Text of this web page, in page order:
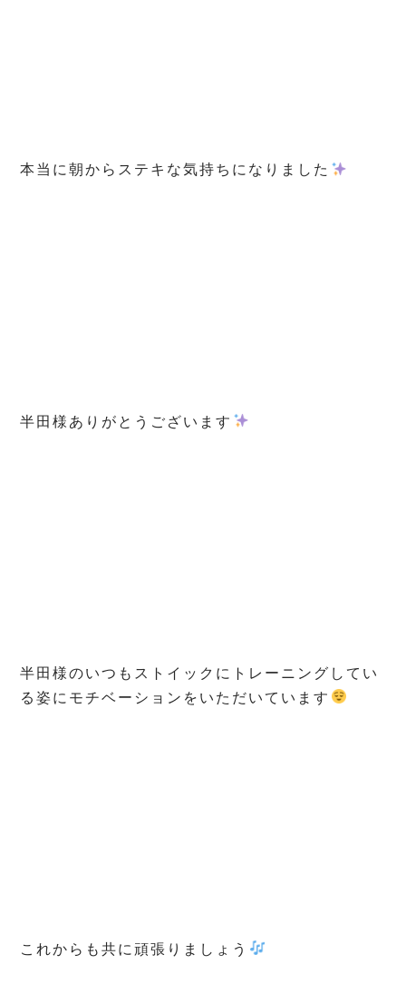
本当に朝からステキな気持ちになりました
半田様ありがとうございます
半田様のいつもストイックにトレーニングしてい
る姿にモチベーションをいただいています
これからも共に頑張りましょう